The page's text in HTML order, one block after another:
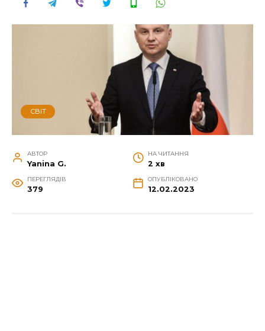
СВІТ
АВТОР
Yanina G.
НА ЧИТАННЯ
2 хв
ПЕРЕГЛЯДІВ
379
ОПУБЛІКОВАНО
12.02.2023